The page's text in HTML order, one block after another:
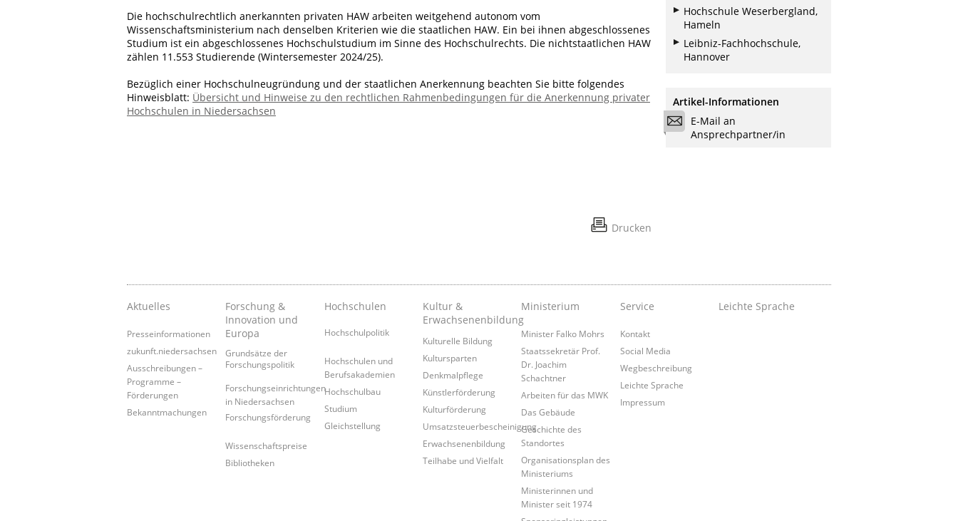
Die hochschulrechtlich anerkannten privaten HAW arbeiten weitgehend autonom vom
Wissenschaftsministerium nach denselben Kriterien wie die staatlichen HAW. Ein bei ihnen abgeschlossenes
Studium ist ein abgeschlossenes Hochschulstudium im Sinne des Hochschulrechts. Die nichtstaatlichen HAW
zählen 11.553 Studierende (Wintersemester 2024/25).
Bezüglich einer Hochschulneugründung und der staatlichen Anerkennung beachten Sie bitte folgendes
Hinweisblatt: Übersicht und Hinweise zu den rechtlichen Rahmenbedingungen für die Anerkennung privater
Hochschulen in Niedersachsen
Drucken
Hochschule Weserbergland,
Hameln
Leibniz-Fachhochschule,
Hannover
Artikel-Informationen
E-Mail an
Ansprechpartner/in
Aktuelles
Presseinformationen
zukunft.niedersachsen
Ausschreibungen –
Programme –
Förderungen
Bekanntmachungen
Forschung &
Innovation und
Europa
Grundsätze der
Forschungspolitik
Forschungseinrichtungen
in Niedersachsen
Forschungsförderung
Wissenschaftspreise
Bibliotheken
Hochschulen
Hochschulpolitik
Hochschulen und
Berufsakademien
Hochschulbau
Studium
Gleichstellung
Kultur &
Erwachsenenbildung
Kulturelle Bildung
Kultursparten
Denkmalpflege
Künstlerförderung
Kulturförderung
Umsatzsteuerbescheinigung
Erwachsenenbildung
Teilhabe und Vielfalt
Ministerium
Minister Falko Mohrs
Staatssekretär Prof.
Dr. Joachim
Schachtner
Arbeiten für das MWK
Das Gebäude
Geschichte des
Standortes
Organisationsplan des
Ministeriums
Ministerinnen und
Minister seit 1974
Service
Kontakt
Social Media
Wegbeschreibung
Leichte Sprache
Impressum
Leichte Sprache